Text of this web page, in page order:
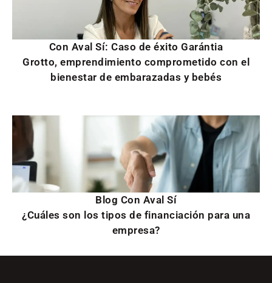
Con Aval Sí: Caso de éxito Garántia
Grotto, emprendimiento comprometido con el
bienestar de embarazadas y bebés
Blog Con Aval Sí
¿Cuáles son los tipos de financiación para una
empresa?